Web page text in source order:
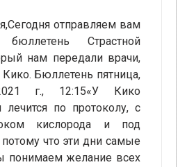
отправляем вам
бюллетень Страстной
нам передали врачи,
Бюллетень пятница,
г., 12:15«У Кико
лечится по протоколу, с
кислорода и под
что эти дни самые
понимаем желание всех